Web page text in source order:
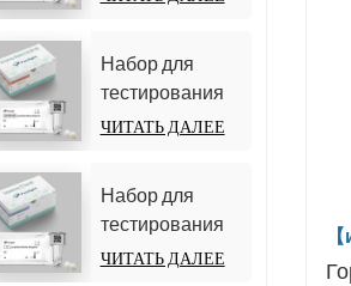
иммуноанализ)
Набор для
тестирования
25-гидрокси
хемилюминесцентный
иммуноанализ))
ЧИТАТЬ ДАЛЕЕ
Набор для
тестирования
тестостерона
ЧИТАТЬ ДАЛЕЕ